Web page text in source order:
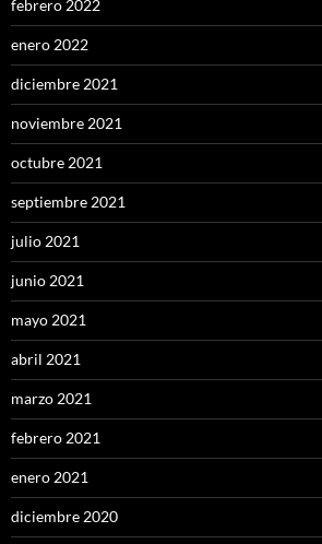
febrero 2022
enero 2022
diciembre 2021
noviembre 2021
octubre 2021
septiembre 2021
julio 2021
junio 2021
mayo 2021
abril 2021
marzo 2021
febrero 2021
enero 2021
diciembre 2020